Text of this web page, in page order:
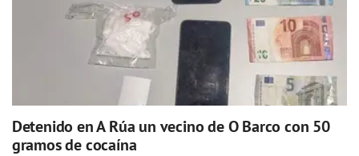
Detenido en A Rúa un vecino de O Barco con 50
gramos de cocaína